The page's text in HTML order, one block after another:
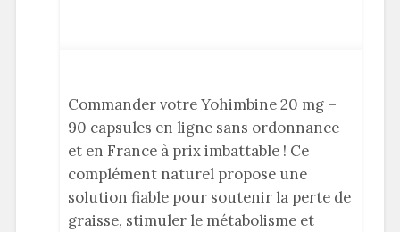
Commander votre Yohimbine 20 mg –
90 capsules en ligne sans ordonnance
et en France à prix imbattable ! Ce
complément naturel propose une
solution fiable pour soutenir la perte de
graisse, stimuler le métabolisme et